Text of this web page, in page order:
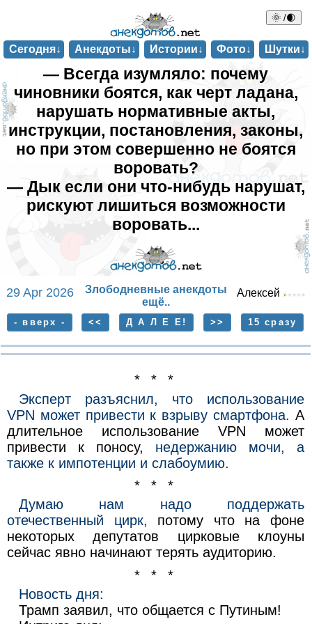
🌞 /🌒
Сегодня↓ Анекдоты↓ Истории↓ Фото↓ Шутки↓
— Всегда изумляло: почему
чиновники боятся, как черт ладана,
нарушать нормативные акты,
инструкции, постановления, законы,
но при этом совершенно не боятся
воровать?
— Дык если они что-нибудь нарушат,
рискуют лишиться возможности
воровать...
29 Apr 2026
Злободневные анекдоты
ещё..
Алексей
- вверх - << Д А Л Е Е! >> 15 сразу
* * *
Эксперт разъяснил, что использование
VPN может привести к взрыву смартфона. А
длительное использование VPN может
привести к поносу, недержанию мочи, а
также к импотенции и слабоумию.
* * *
Думаю нам надо поддержать
отечественный цирк, потому что на фоне
некоторых депутатов цирковые клоуны
сейчас явно начинают терять аудиторию.
* * *
Новость дня:
Трамп заявил, что общается с Путиным!